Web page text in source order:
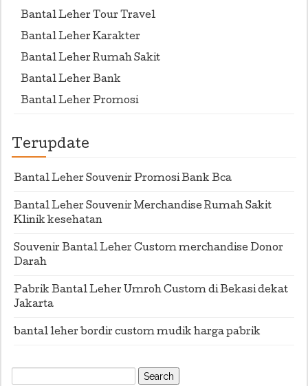
Bantal Leher Tour Travel
Bantal Leher Karakter
Bantal Leher Rumah Sakit
Bantal Leher Bank
Bantal Leher Promosi
Terupdate
Bantal Leher Souvenir Promosi Bank Bca
Bantal Leher Souvenir Merchandise Rumah Sakit
Klinik kesehatan
Souvenir Bantal Leher Custom merchandise Donor
Darah
Pabrik Bantal Leher Umroh Custom di Bekasi dekat
Jakarta
bantal leher bordir custom mudik harga pabrik
Search